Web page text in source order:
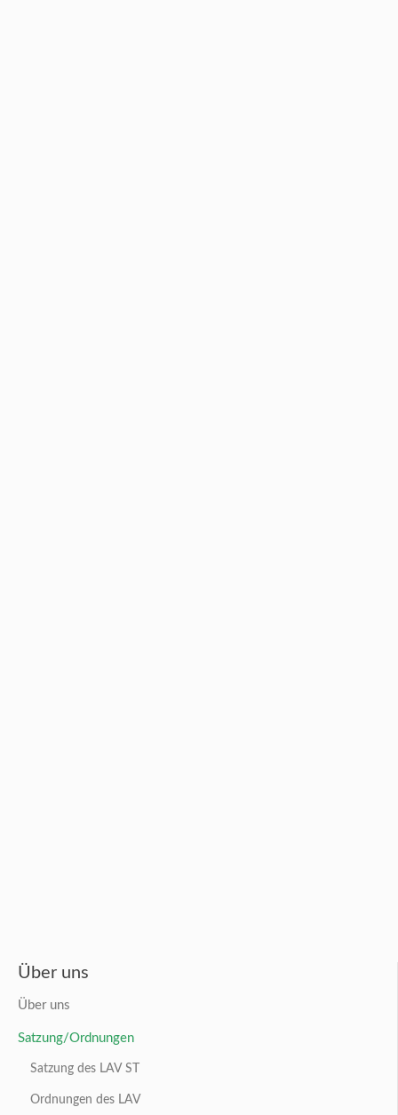
Über uns
Über uns
Satzung/Ordnungen
Satzung des LAV ST
Ordnungen des LAV